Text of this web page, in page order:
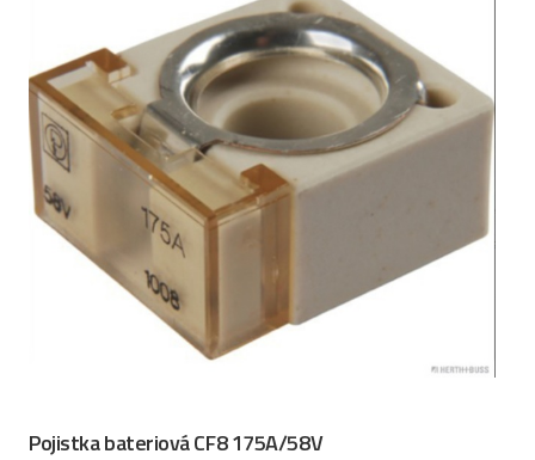
Pojistka bateriová CF8 175A/58V